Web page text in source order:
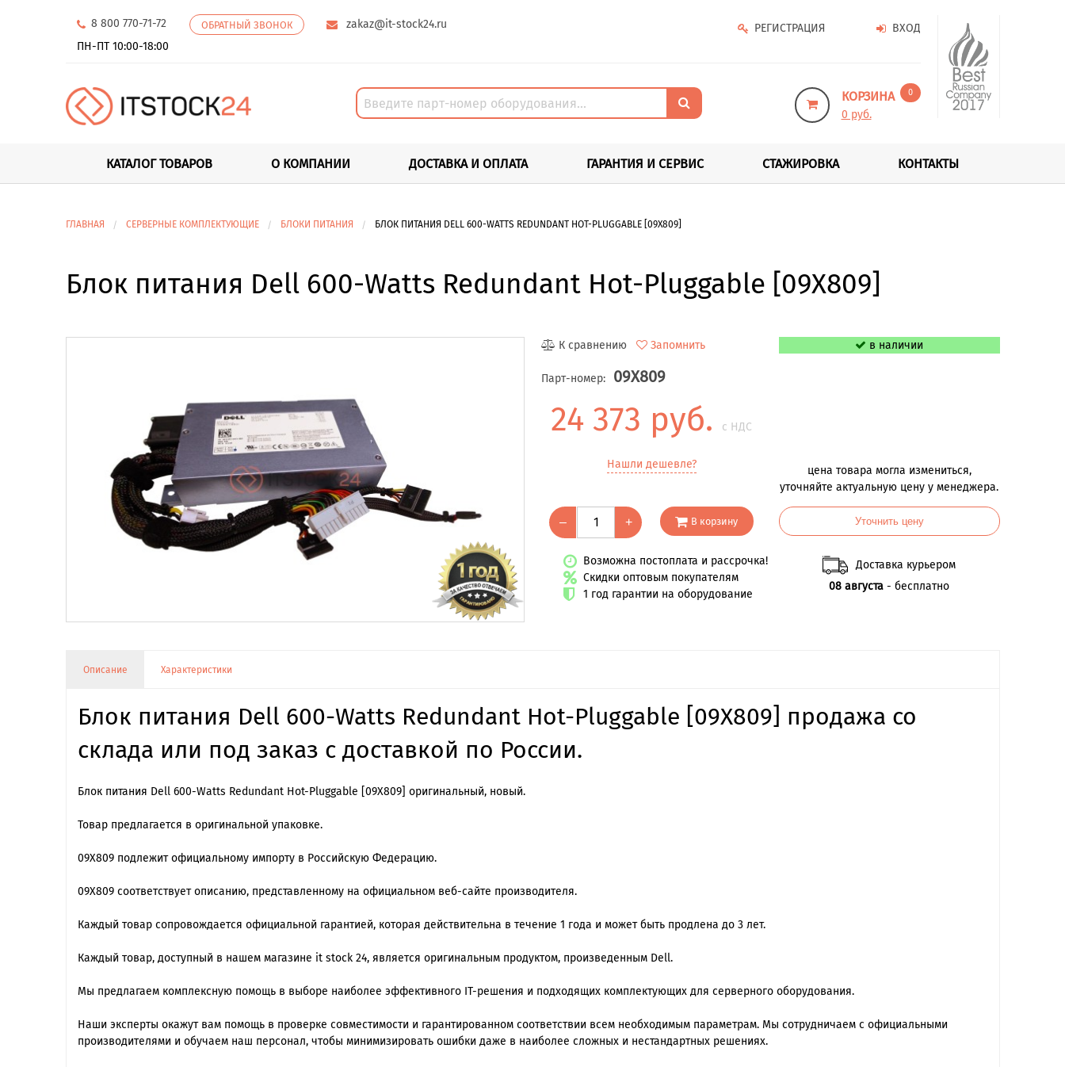
8 800 770-71-72 ОБРАТНЫЙ ЗВОНОК
zakaz@it-stock24.ru
ПН-ПТ 10:00-18:00
ВХОД
РЕГИСТРАЦИЯ
КОРЗИНА 0
0 руб.
КАТАЛОГ ТОВАРОВ О КОМПАНИИ ДОСТАВКА И ОПЛАТА ГАРАНТИЯ И СЕРВИС СТАЖИРОВКА КОНТАКТЫ
ГЛАВНАЯ СЕРВЕРНЫЕ КОМПЛЕКТУЮЩИЕ БЛОКИ ПИТАНИЯ БЛОК ПИТАНИЯ DELL 600-WATTS REDUNDANT HOT-PLUGGABLE [09X809]
Блок питания Dell 600-Watts Redundant Hot-Pluggable [09X809]
К сравнению Запомнить
Парт-номер: 09X809
24 373 руб. с НДС
Нашли дешевле?
– + В корзину
Возможна постоплата и рассрочка!
Скидки оптовым покупателям
1 год гарантии на оборудование
в наличии
цена товара могла измениться,
уточняйте актуальную цену у менеджера.
Уточнить цену
Доставка курьером
08 августа - бесплатно
Описание Характеристики
Блок питания Dell 600-Watts Redundant Hot-Pluggable [09X809] продажа со
склада или под заказ с доставкой по России.
Блок питания Dell 600-Watts Redundant Hot-Pluggable [09X809] оригинальный, новый.
Товар предлагается в оригинальной упаковке.
09X809 подлежит официальному импорту в Российскую Федерацию.
09X809 cоответствует описанию, представленному на официальном веб-сайте производителя.
Каждый товар сопровождается официальной гарантией, которая действительна в течение 1 года и может быть продлена до 3 лет.
Каждый товар, доступный в нашем магазине it stock 24, является оригинальным продуктом, произведенным Dell.
Мы предлагаем комплексную помощь в выборе наиболее эффективного IT-решения и подходящих комплектующих для серверного оборудования.
Наши эксперты окажут вам помощь в проверке совместимости и гарантированном соответствии всем необходимым параметрам. Мы сотрудничаем с официальными
производителями и обучаем наш персонал, чтобы минимизировать ошибки даже в наиболее сложных и нестандартных решениях.